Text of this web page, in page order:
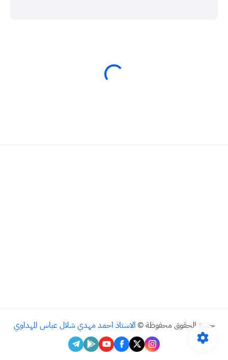
جميع الحقوق محفوظة © الاستاذ احمد مهدي شلال عباس المهداوي